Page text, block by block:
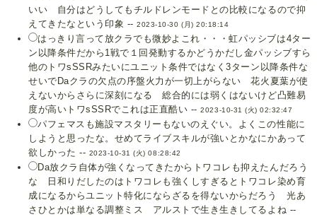
いい 自分はどうしてもチルドレンモードとの比較になるので抑
えてきたなという印象 --2023-10-30 (月) 20:18:14
はっきり言って放クラでも微妙よこれ・・・虹パッシブは4ター
ン以降条件だから1戦で１回発動するかどうかだし金パッシブすら
他のトワsSSRみたいにユニット条件ではなく3ターン以降条件な
せいでDaクラの欠点の序盤火力が一切上がらない 花火夏葉が使
えないからさらに深刻になる 総合的には弱くはないけど凸難易
度が高いトワsSSRでこれは正直酷い --2023-10-31 (火) 02:32:47
パフェマスも施設マスタリーもないのえぐい。よくこの性能に
しようと思ったな。せめてライブスキルが強いとかなにかあって
欲しかった -- 2023-10-31 (火) 08:28:42
Da放クラ自体が強くなってきたからトワコレも抑えたんだろう
な 日和りだしたのはトワコレも強くしすぎるとトワコレ染め育
成になるからユニット特化にならざるを得ないからだろう 光あ
さひとかは単なる調整ミス アルストで生き生きしてるよね --